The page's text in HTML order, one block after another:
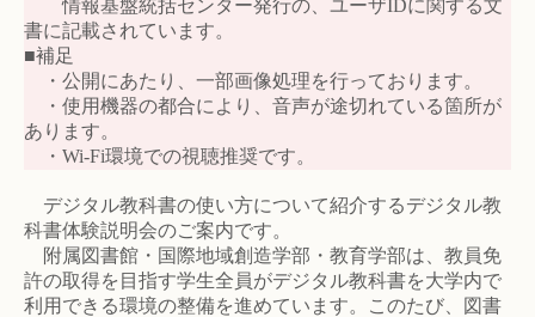
情報基盤統括センター発行の、ユーザIDに関する文
書に記載されています。
■補足
・公開にあたり、一部画像処理を行っております。
・使用機器の都合により、音声が途切れている箇所が
あります。
・Wi-Fi環境での視聴推奨です。
デジタル教科書の使い方について紹介するデジタル教
科書体験説明会のご案内です。
附属図書館・国際地域創造学部・教育学部は、教員免
許の取得を目指す学生全員がデジタル教科書を大学内で
利用できる環境の整備を進めています。このたび、図書